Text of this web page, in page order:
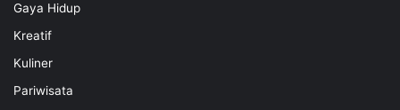
Gaya Hidup
Kreatif
Kuliner
Pariwisata